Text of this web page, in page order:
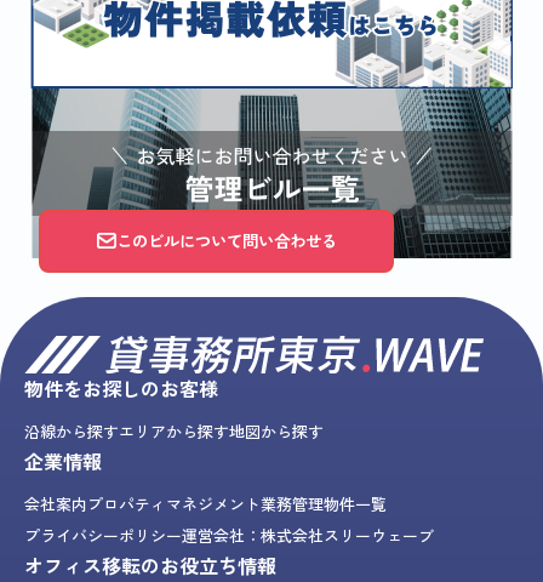
このビルについて問い合わせる
物件をお探しのお客様
沿線から探すエリアから探す地図から探す
企業情報
会社案内プロパティマネジメント業務管理物件一覧
プライバシーポリシー運営会社：株式会社スリーウェーブ
オフィス移転のお役立ち情報